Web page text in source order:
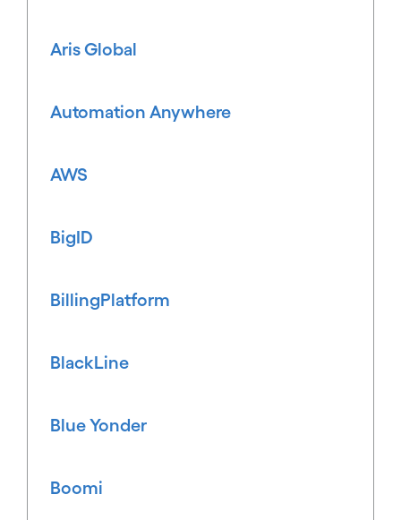
Aris Global
Automation Anywhere
AWS
BigID
BillingPlatform
BlackLine
Blue Yonder
Boomi